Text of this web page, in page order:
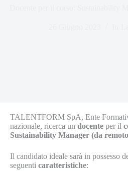
TALENTFORM SpA, Ente
nazionale, ricerca un docente per il
Sustainability Manager (da
Il candidato ideale sarà in possesso
seguenti caratteristiche: